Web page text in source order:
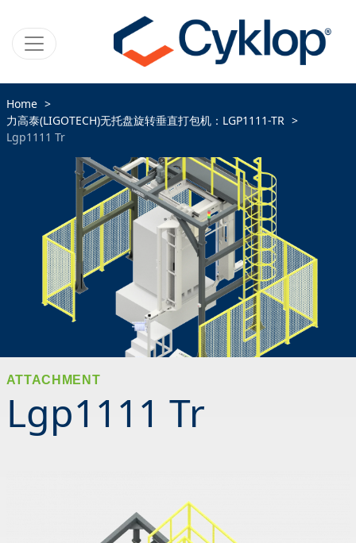
Home
力高泰(LIGOTECH)无托盘旋转垂直打包机：LGP1111-TR
Lgp1111 Tr
ATTACHMENT
Lgp1111 Tr